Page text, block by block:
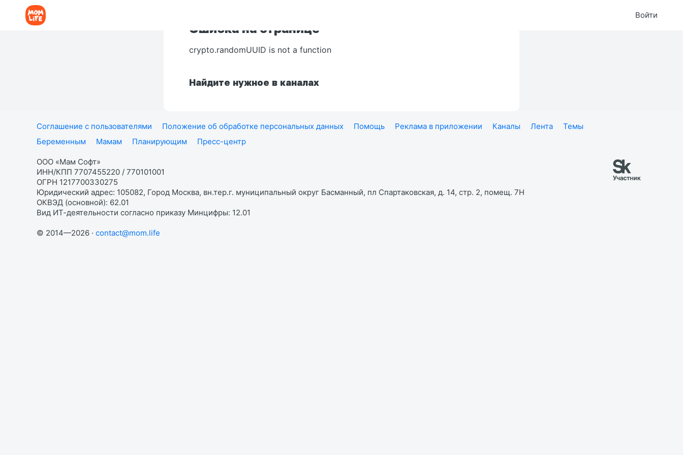
Войти
Ошибка на странице
crypto.randomUUID is not a function
Найдите нужное в каналах
Соглашение с пользователями Положение об обработке персональных данных Помощь Реклама в приложении Каналы Лента
Темы
Беременным
Мамам Планирующим Пресс-центр
ООО «Мам Софт»
ИНН/КПП 7707455220 / 770101001
ОГРН 1217700330275
Юридический адрес: 105082, Город Москва, вн.тер.г. муниципальный округ Басманный, пл Спартаковская, д. 14, стр. 2, помещ. 7Н
ОКВЭД (основной): 62.01
Вид ИТ-деятельности согласно приказу Минцифры: 12.01
© 2014—2026 · contact@mom.life